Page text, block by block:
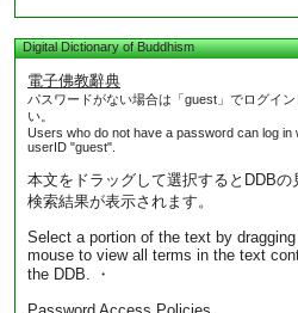
Digital Dictionary of Buddhism
電子佛教辭典
パスワードがない場合は「guest」でログイン
い。
Users who do not have a password can log in
userID "guest".
本文をドラッグして選択するとDDBの
検索結果が表示されます。
Select a portion of the text by
mouse to view all terms in the text
the DDB. ・